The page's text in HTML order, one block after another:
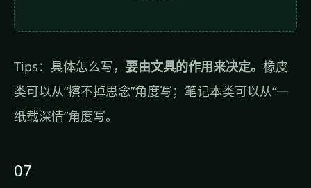
Tips：具体怎么写， 要由文具的作用来决定。 橡皮
类可以从“擦不掉思念”角度写；笔记本类可以从“一
纸载深情”角度写。
07